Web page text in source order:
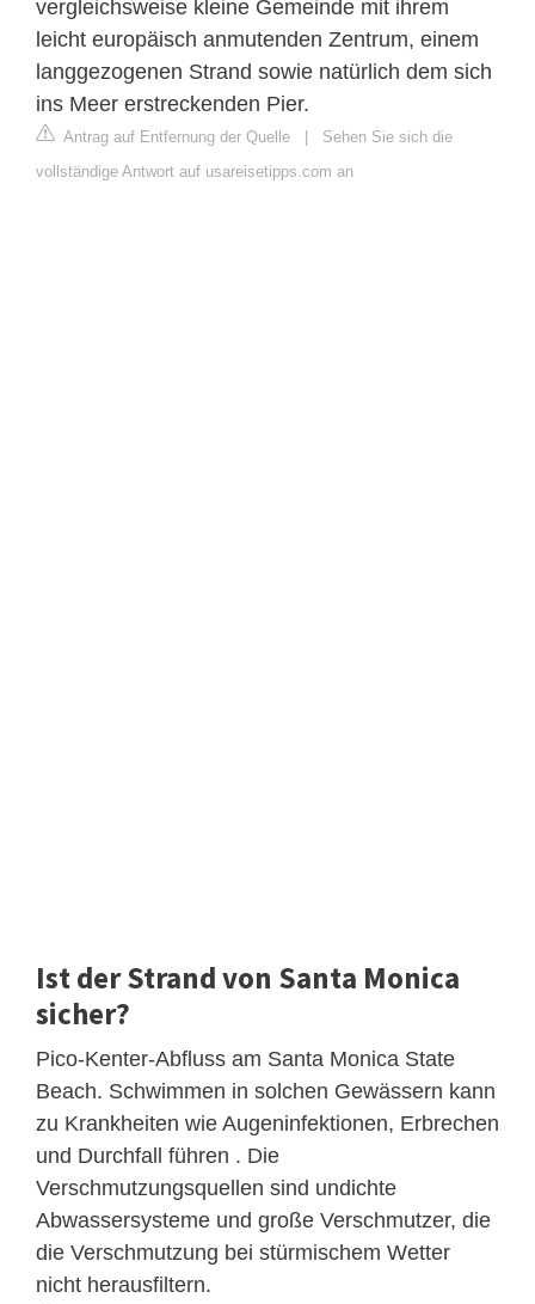
vergleichsweise kleine Gemeinde mit ihrem
leicht europäisch anmutenden Zentrum, einem
langgezogenen Strand sowie natürlich dem sich
ins Meer erstreckenden Pier.
Antrag auf Entfernung der Quelle | Sehen Sie sich die
vollständige Antwort auf usareisetipps.com an
Ist der Strand von Santa Monica
sicher?
Pico-Kenter-Abfluss am Santa Monica State
Beach. Schwimmen in solchen Gewässern kann
zu Krankheiten wie Augeninfektionen, Erbrechen
und Durchfall führen . Die
Verschmutzungsquellen sind undichte
Abwassersysteme und große Verschmutzer, die
die Verschmutzung bei stürmischem Wetter
nicht herausfiltern.